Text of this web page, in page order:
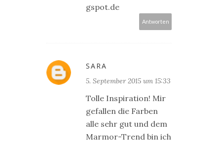
gspot.de
Antworten
SARA
5. September 2015 um 15:33
Tolle Inspiration! Mir
gefallen die Farben
alle sehr gut und dem
Marmor-Trend bin ich